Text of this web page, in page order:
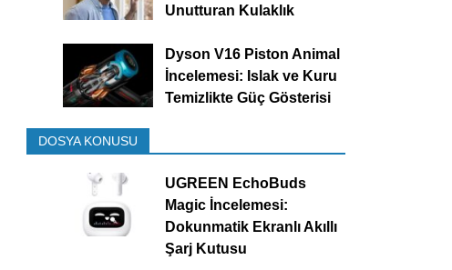
Unutturan Kulaklık
Dyson V16 Piston Animal
İncelemesi: Islak ve Kuru
Temizlikte Güç Gösterisi
DOSYA KONUSU
UGREEN EchoBuds
Magic İncelemesi:
Dokunmatik Ekranlı Akıllı
Şarj Kutusu